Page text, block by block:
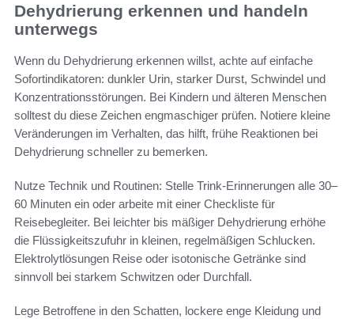
Dehydrierung erkennen und handeln
unterwegs
Wenn du Dehydrierung erkennen willst, achte auf einfache
Sofortindikatoren: dunkler Urin, starker Durst, Schwindel und
Konzentrationsstörungen. Bei Kindern und älteren Menschen
solltest du diese Zeichen engmaschiger prüfen. Notiere kleine
Veränderungen im Verhalten, das hilft, frühe Reaktionen bei
Dehydrierung schneller zu bemerken.
Nutze Technik und Routinen: Stelle Trink‑Erinnerungen alle 30–
60 Minuten ein oder arbeite mit einer Checkliste für
Reisebegleiter. Bei leichter bis mäßiger Dehydrierung erhöhe
die Flüssigkeitszufuhr in kleinen, regelmäßigen Schlucken.
Elektrolytlösungen Reise oder isotonische Getränke sind
sinnvoll bei starkem Schwitzen oder Durchfall.
Lege Betroffene in den Schatten, lockere enge Kleidung und